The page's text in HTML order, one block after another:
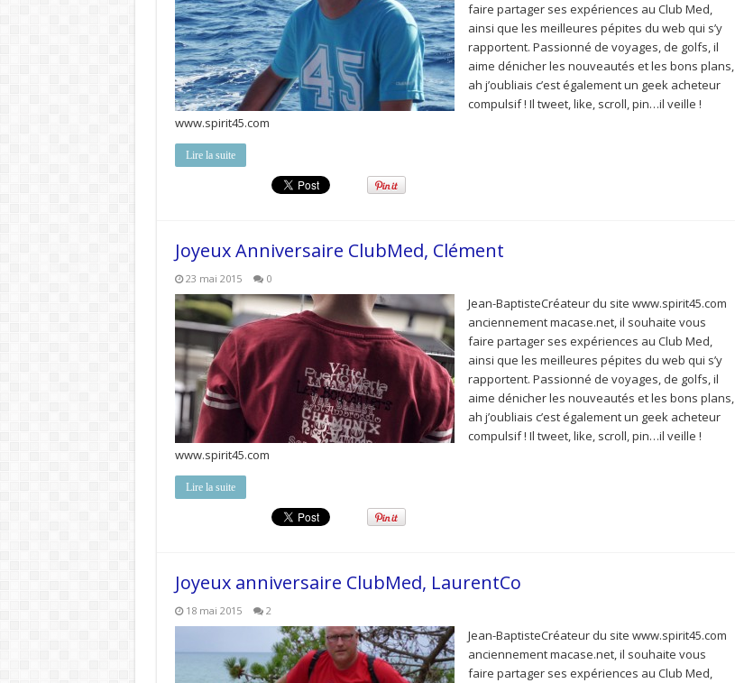
faire partager ses expériences au Club Med,
ainsi que les meilleures pépites du web qui s’y
rapportent. Passionné de voyages, de golfs, il
aime dénicher les nouveautés et les bons plans,
ah j’oubliais c’est également un geek acheteur
compulsif ! Il tweet, like, scroll, pin…il veille !
www.spirit45.com
Lire la suite
Joyeux Anniversaire ClubMed, Clément
23 mai 2015 0
Jean-BaptisteCréateur du site www.spirit45.com
anciennement macase.net, il souhaite vous
faire partager ses expériences au Club Med,
ainsi que les meilleures pépites du web qui s’y
rapportent. Passionné de voyages, de golfs, il
aime dénicher les nouveautés et les bons plans,
ah j’oubliais c’est également un geek acheteur
compulsif ! Il tweet, like, scroll, pin…il veille !
www.spirit45.com
Lire la suite
Joyeux anniversaire ClubMed, LaurentCo
18 mai 2015 2
Jean-BaptisteCréateur du site www.spirit45.com
anciennement macase.net, il souhaite vous
faire partager ses expériences au Club Med,